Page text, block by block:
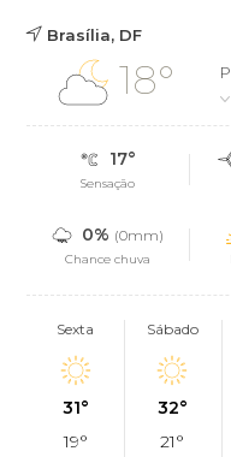
Brasília, DF
18°
17°
Sensação
0% (0mm)
Chance chuva
Sexta
31°
19°
Sábado
32°
21°